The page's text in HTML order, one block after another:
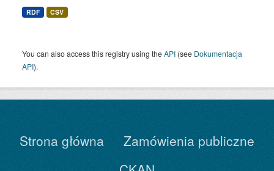
RDF CSV
You can also access this registry using theAPI (see Dokumentacja
API).
Strona główna
Zamówienia publiczne